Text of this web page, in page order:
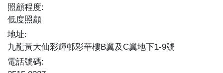
照顧程度:
低度照顧
地址:
九龍黃大仙彩輝邨彩華樓B翼及C翼地下1-9號
電話號碼: